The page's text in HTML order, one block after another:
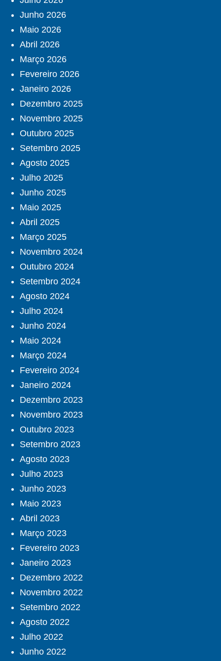
Junho 2026
Maio 2026
Abril 2026
Março 2026
Fevereiro 2026
Janeiro 2026
Dezembro 2025
Novembro 2025
Outubro 2025
Setembro 2025
Agosto 2025
Julho 2025
Junho 2025
Maio 2025
Abril 2025
Março 2025
Novembro 2024
Outubro 2024
Setembro 2024
Agosto 2024
Julho 2024
Junho 2024
Maio 2024
Março 2024
Fevereiro 2024
Janeiro 2024
Dezembro 2023
Novembro 2023
Outubro 2023
Setembro 2023
Agosto 2023
Julho 2023
Junho 2023
Maio 2023
Abril 2023
Março 2023
Fevereiro 2023
Janeiro 2023
Dezembro 2022
Novembro 2022
Setembro 2022
Agosto 2022
Julho 2022
Junho 2022